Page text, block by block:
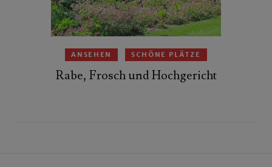
ANSEHEN SCHÖNE PLÄTZE
Rabe, Frosch und Hochgericht